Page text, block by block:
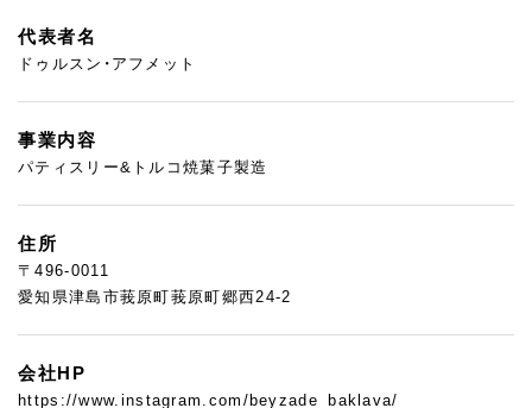
代表者名
ドゥルスン・アフメット
事業内容
パティスリー&トルコ焼菓子製造
住所
〒496-0011
愛知県津島市莪原町莪原町郷西24-2
会社HP
https://www.instagram.com/beyzade_baklava/